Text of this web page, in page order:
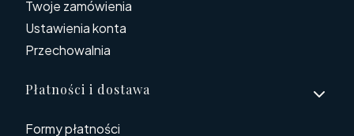
Twoje zamówienia
Ustawienia konta
Przechowalnia
Płatności i dostawa
Formy płatności